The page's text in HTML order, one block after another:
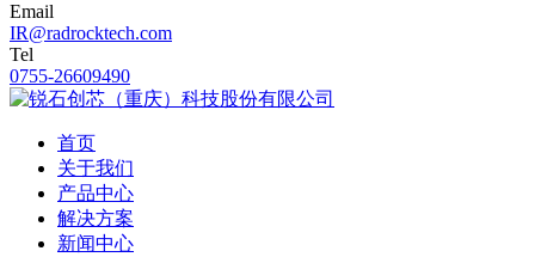
Email
IR@radrocktech.com
Tel
0755-26609490
首页
关于我们
产品中心
解决方案
新闻中心